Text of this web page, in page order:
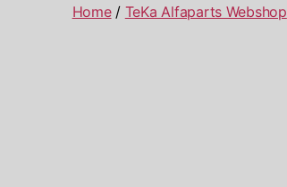
Home/ TeKa Alfaparts Webshop